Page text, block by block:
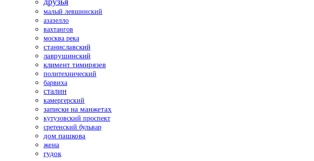
малый левшинский
азазелло
вахтангов
москва река
станиславский
лаврушинский
климент тимирязев
политехнический
барвиха
сталин
камергерский
записки на манжетах
кутузовский проспект
сретенский бульвар
дом пашкова
жена
гудок